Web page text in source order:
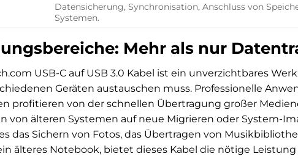
Datensicherung, Synchronisation, Anschluss von
Systemen.
Mehr als nur
USB-C auf USB 3.0 Kabel ist ein unverzichtbares
Geräten austauschen muss. Professionelle
profitieren von der schnellen Übertragung großer
von älteren Systemen auf neue Migrieren oder System-
das Sichern von Fotos, das Übertragen von
älteres Notebook, bietet dieses Kabel die nötige